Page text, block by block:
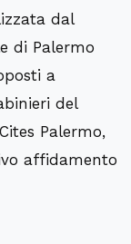
dal
di Palermo
a
del
Palermo,
affidamento